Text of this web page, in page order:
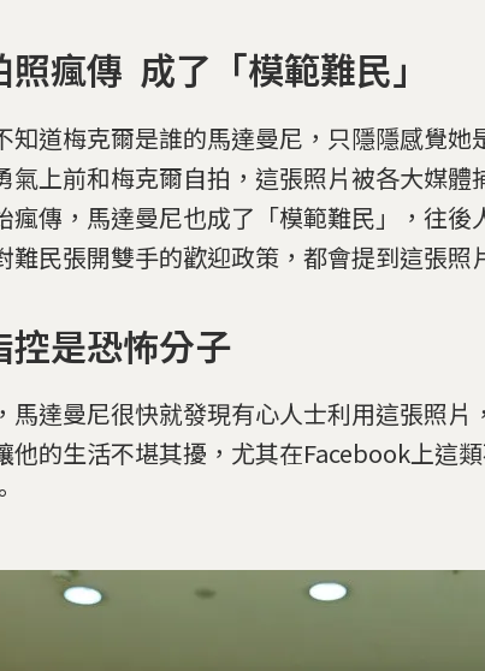
照瘋傳 成了「模範難民」
知道梅克爾是誰的馬達曼尼，只隱隱感覺她
氣上前和梅克爾自拍，這張照片被各大媒體
瘋傳，馬達曼尼也成了「模範難民」，往後
難民張開雙手的歡迎政策，都會提到這張照
控是恐怖分子
馬達曼尼很快就發現有心人士利用這張照片
他的生活不堪其擾，尤其在Facebook上這